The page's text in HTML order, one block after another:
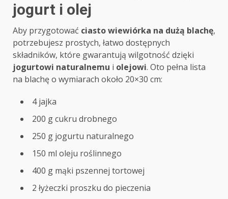
jogurt i olej
Aby przygotować ciasto wiewiórka na dużą blachę,
potrzebujesz prostych, łatwo dostępnych
składników, które gwarantują wilgotność dzięki
jogurtowi naturalnemu i olejowi. Oto pełna lista
na blachę o wymiarach około 20×30 cm:
4 jajka
200 g cukru drobnego
250 g jogurtu naturalnego
150 ml oleju roślinnego
400 g mąki pszennej tortowej
2 łyżeczki proszku do pieczenia